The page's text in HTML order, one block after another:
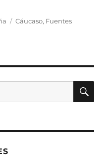
Etiquetas
Cáucaso, Fuentes